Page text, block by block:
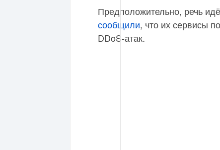
Предположительно, речь
сообщили, что их сервисы
DDoS-атак.